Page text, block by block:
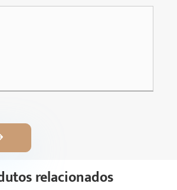
relacionados